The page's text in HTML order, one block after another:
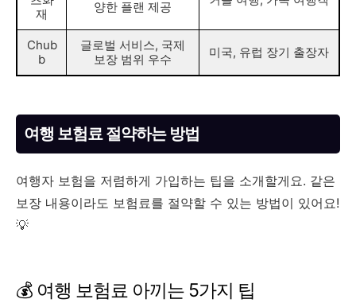
재
양한 플랜 제공
Chub
b
글로벌 서비스, 국제
보장 범위 우수
미국, 유럽 장기 출장자
여행 보험료 절약하는 방법
여행자 보험을 저렴하게 가입하는 팁을 소개할게요. 같은
보장 내용이라도 보험료를 절약할 수 있는 방법이 있어요!
💡
💰 여행 보험료 아끼는 5가지 팁